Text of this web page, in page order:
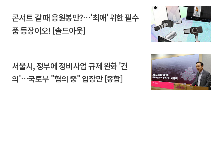
콘서트 갈 때 응원봉만?⋯'최애' 위한 필수
품 등장이오! [솔드아웃]
서울시, 정부에 정비사업 규제 완화 '건
의'⋯국토부 "협의 중" 입장만 [종합]